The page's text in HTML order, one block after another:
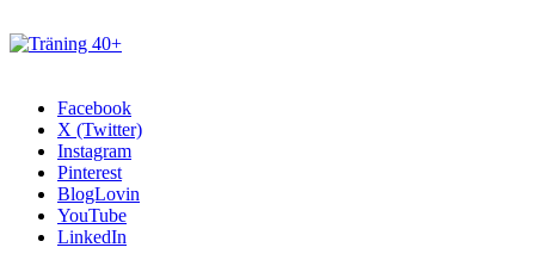
Facebook
X (Twitter)
Instagram
Pinterest
BlogLovin
YouTube
LinkedIn